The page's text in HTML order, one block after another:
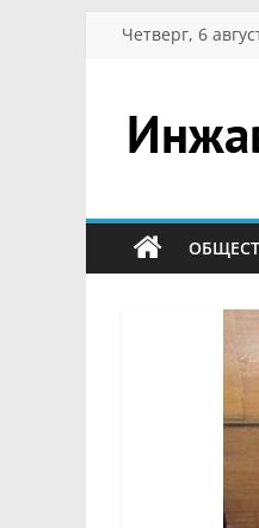
Перейти
Четверг, 6
сельский
портал